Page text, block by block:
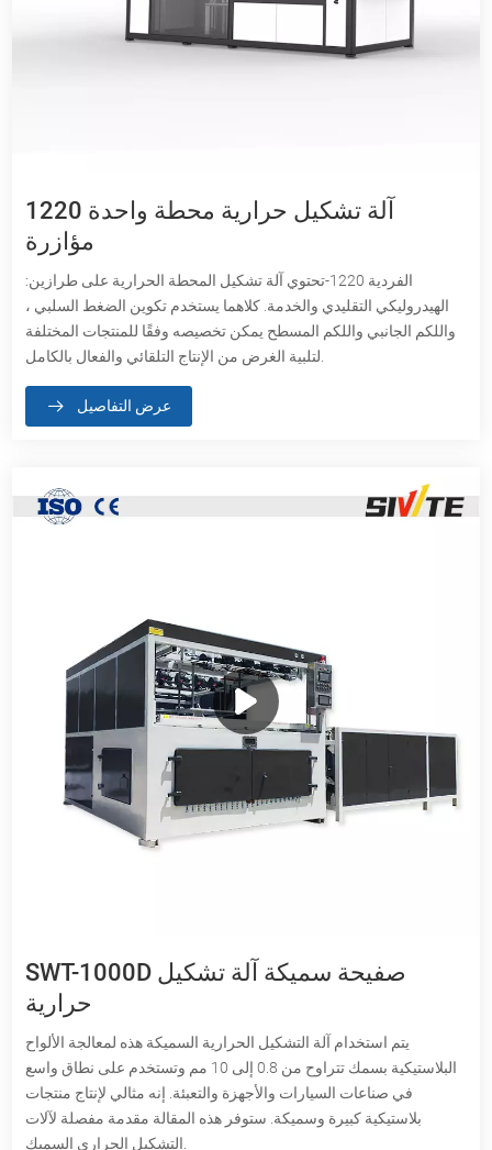
1220 آلة تشكيل حرارية محطة واحدة
مؤازرة
الفردية 1220-تحتوي آلة تشكيل المحطة الحرارية على طرازين:
الهيدروليكي التقليدي والخدمة. كلاهما يستخدم تكوين الضغط السلبي ،
واللكم الجانبي واللكم المسطح يمكن تخصيصه وفقًا للمنتجات المختلفة
لتلبية الغرض من الإنتاج التلقائي والفعال بالكامل.
عرض التفاصيل
SWT-1000D صفيحة سميكة آلة تشكيل
حرارية
يتم استخدام آلة التشكيل الحرارية السميكة هذه لمعالجة الألواح
البلاستيكية بسمك تتراوح من 0.8 إلى 10 مم وتستخدم على نطاق واسع
في صناعات السيارات والأجهزة والتعبئة. إنه مثالي لإنتاج منتجات
بلاستيكية كبيرة وسميكة. ستوفر هذه المقالة مقدمة مفصلة لآلات